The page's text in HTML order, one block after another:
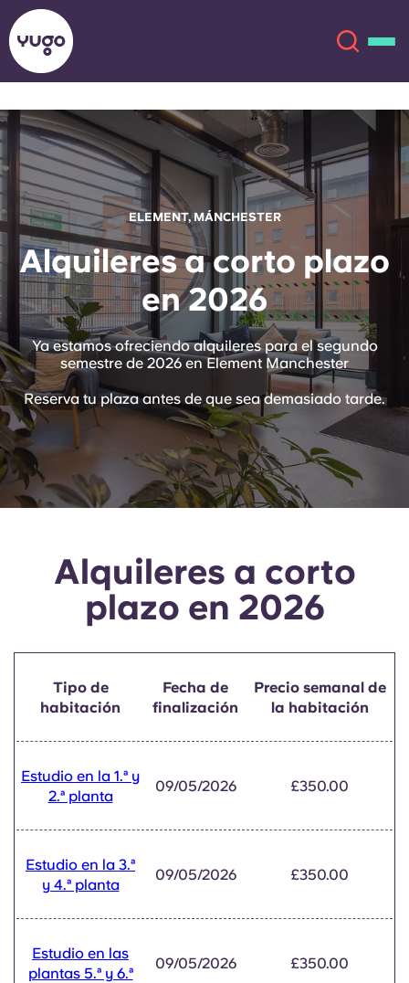
Acerca de
Ubicaciones
Más
Idioma
English (GB)
English (US)
Español
Català
French
Portuguese
Elige un país
Elige una ciudad
Elige una residencia
Reserva ahora
English (GB)
English (US)
Chinese Español
Català Deutsch
Italian French
Portuguese
ELEMENT, MÁNCHESTER
Alquileres a corto plazo
en 2026
Ya estamos ofreciendo alquileres para el segundo
semestre de 2026 en Element Manchester
Reserva tu plaza antes de que sea demasiado tarde.
Alquileres a corto
plazo en 2026
Tipo de
habitación
Fecha de
finalización
Precio semanal de
la habitación
Estudio en la 1.ª y
2.ª planta
09/05/2026 £350.00
Estudio en la 3.ª
y 4.ª planta
09/05/2026 £350.00
Estudio en las
plantas 5.ª y 6.ª
09/05/2026 £350.00